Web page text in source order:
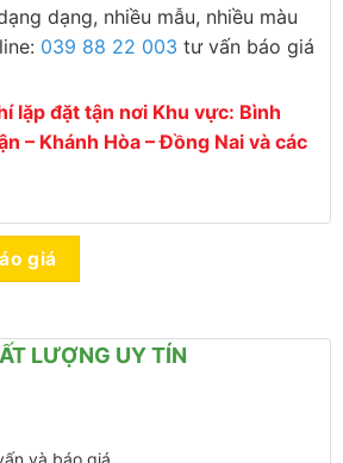
dạng, nhiều mẫu, nhiều màu
039 88 22 003 tư vấn báo giá
lặp đặt tận nơi Khu vực: Bình
– Khánh Hòa – Đồng Nai và các
giá
LƯỢNG UY TÍN